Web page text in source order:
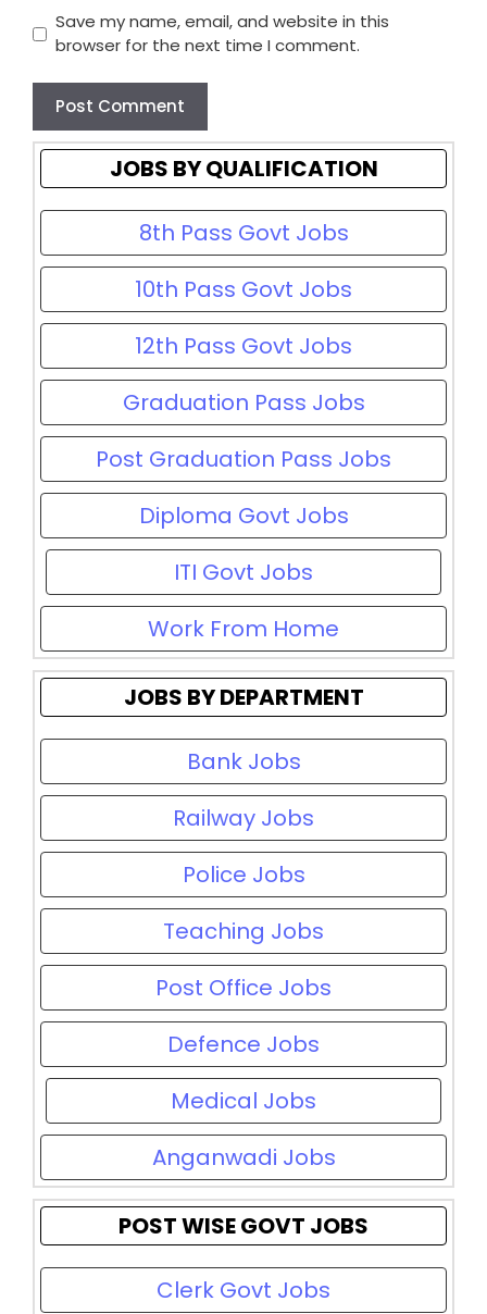
Save my name, email, and website in this
browser for the next time I comment.
JOBS BY QUALIFICATION
8th Pass Govt Jobs
10th Pass Govt Jobs
12th Pass Govt Jobs
Graduation Pass Jobs
Post Graduation Pass Jobs
Diploma Govt Jobs
ITI Govt Jobs
Work From Home
JOBS BY DEPARTMENT
Bank Jobs
Railway Jobs
Police Jobs
Teaching Jobs
Post Office Jobs
Defence Jobs
Medical Jobs
Anganwadi Jobs
POST WISE GOVT JOBS
Clerk Govt Jobs